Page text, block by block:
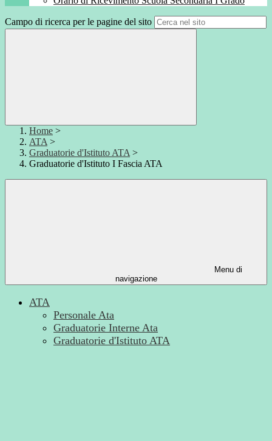
Campo di ricerca per le pagine del sito
Home >
ATA >
Graduatorie d'Istituto ATA >
Graduatorie d'Istituto I Fascia ATA
Menu di
navigazione
ATA
Personale Ata
Graduatorie Interne Ata
Graduatorie d'Istituto ATA